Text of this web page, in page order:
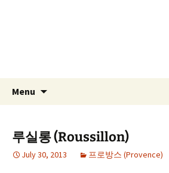
Menu
루실롱 (Roussillon)
July 30, 2013 프로방스 (Provence)